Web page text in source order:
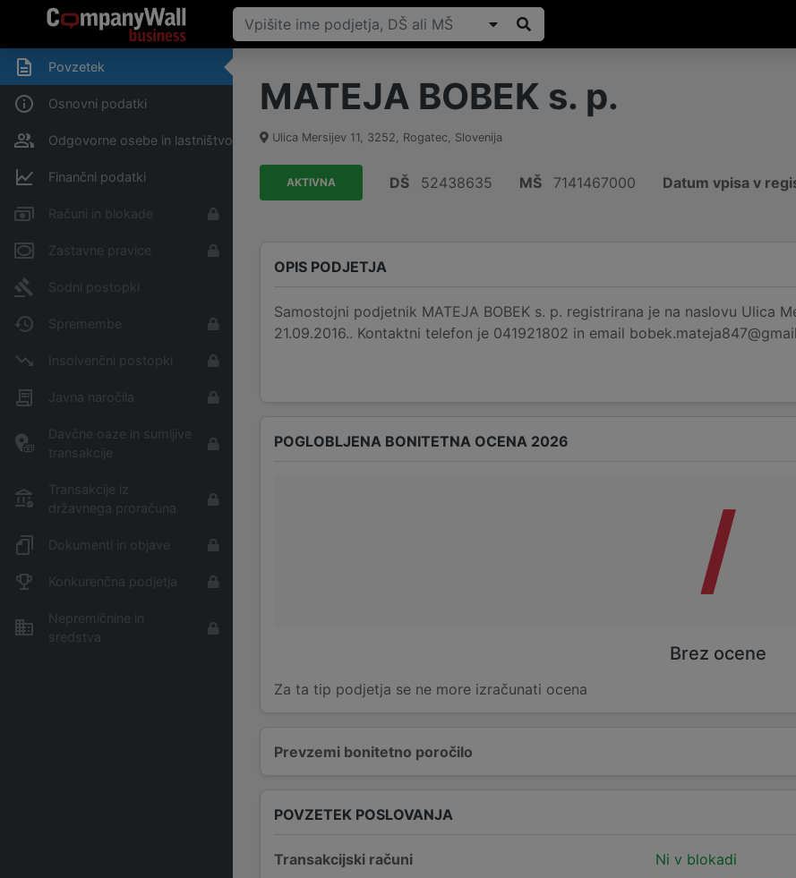
Povzetek
Osnovni podatki
Odgovorne osebe in lastništvo
Finančni podatki
Računi in blokade
Zastavne pravice
Sodni postopki
Spremembe
Insolvenčni postopki
Javna naročila
Davčne oaze in sumljive
transakcije
Transakcije iz
državnega proračuna
Dokumenti in objave
Konkurenčna podjetja
Nepremičnine in
sredstva
MATEJA BOBEK s. p.
Ulica Mersijev 11, 3252, Rogatec, Slovenija
AKTIVNA DŠ 52438635 MŠ 7141467000 Datum vpisa v
OPIS PODJETJA
Samostojni podjetnik MATEJA BOBEK s. p. registrirana je na naslovu Ulica
21.09.2016.. Kontaktni telefon je 041921802 in email
Prevzemi bonitetno poročilo
POGLOBLJENA BONITETNA OCENA 2026
/
Brez ocene
Za ta tip podjetja se ne more izračunati ocena
POVZETEK POSLOVANJA
Transakcijski računi
Ni v blokadi